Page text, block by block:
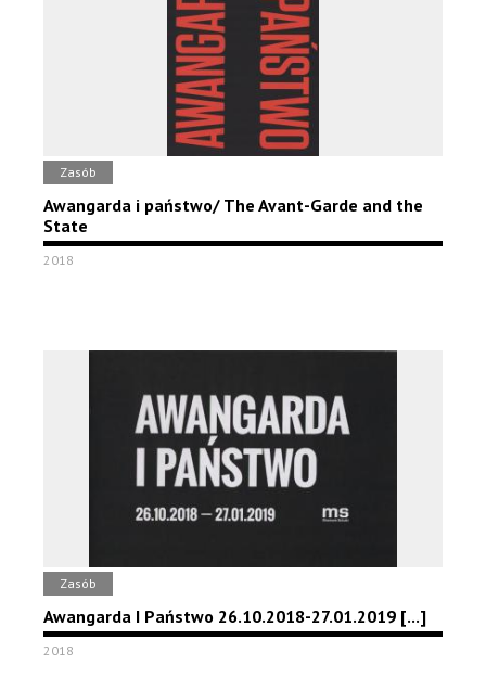
Zasób
Awangarda i państwo/ The Avant-Garde and the
State
2018
Zasób
Awangarda I Państwo 26.10.2018-27.01.2019 [...]
2018